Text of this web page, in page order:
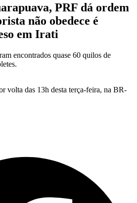
PRF dá ordem
não obedece é
em Irati
encontrados quase 60 quilos de
volta das 13h desta terça-feira, na BR-